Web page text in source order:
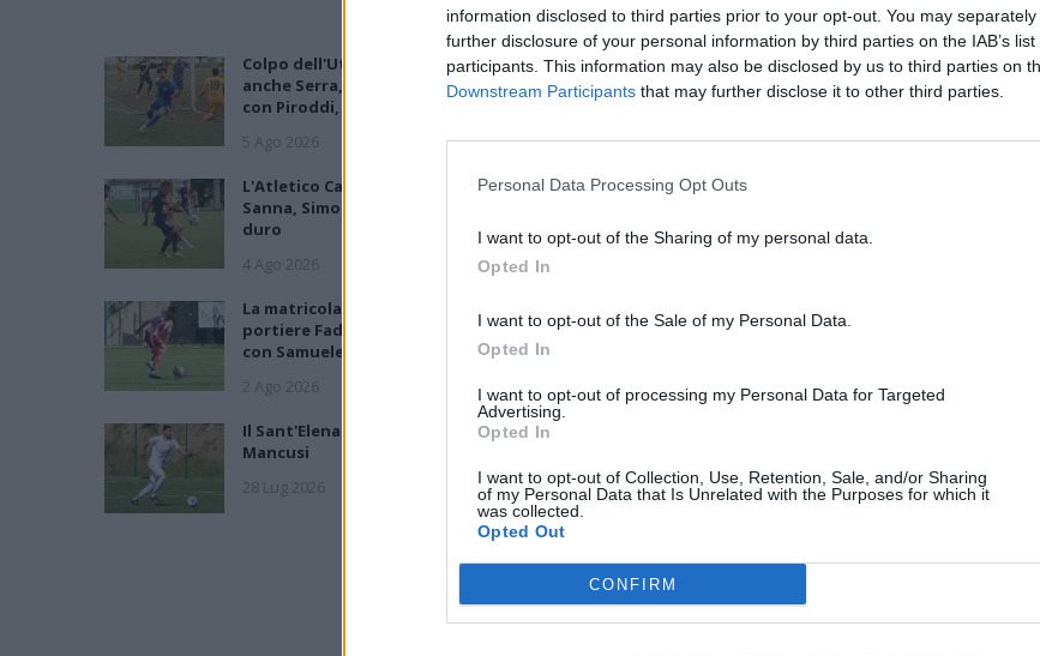
information disclosed to third parties prior to your opt-out. You may
further disclosure of your personal information by third parties on the IAB’s
participants. This information may also be disclosed by us to third parties on
Downstream Participants that may further disclose it to other third parties.
Personal Data Processing Opt Outs
I want to opt-out of the Sharing of my personal data.
Opted In
I want to opt-out of the Sale of my Personal Data.
Opted In
I want to opt-out of processing my Personal Data for Targeted
Advertising.
Opted In
I want to opt-out of Collection, Use, Retention, Sale, and/or Sharing
of my Personal Data that Is Unrelated with the Purposes for which it
was collected.
Opted Out
CONFIRM
(andata) e domenica 6…
Colpo dell'Uta con Pisano e arriva
anche Serra, tripletta Cus Cagliari
con Piroddi, Angiargia e Nenna
5 Ago 2026
Il Coghinas ancora più forte con
Sechi e Scanu, al Macomer arriva
5 Ago 2026
L'Atletico Cagliari di Saba prende
Sanna, Simoni e mantiene lo zoccolo
duro
4 Ago 2026
L'Antiochense prende Caddeo e
ripartono dai tecnici Firinu e Frongia
La matricola Macomer prende il
portiere Fadda, altro colpo Coghinas
con Samuele Pinna
2 Ago 2026
Garau: «Vogliamo rappresentare con
31 Lug 2026
Il Sant'Elena si riprende il difensore
Mancusi
28 Lug 2026
Siddu